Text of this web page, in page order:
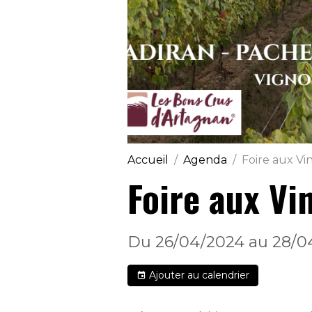
Accueil Agenda Foire aux
Foire aux
Du 26/04/2024 au 28/
Ajouter au calendrier